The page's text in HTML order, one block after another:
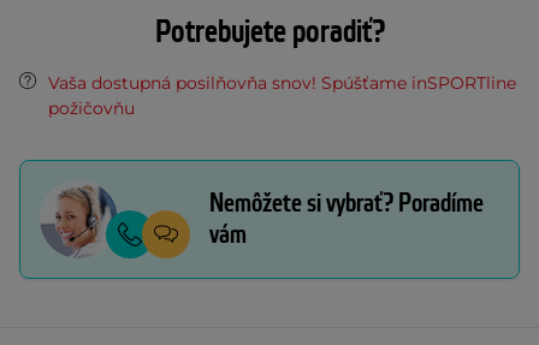
Potrebujete poradiť?
Vaša dostupná posilňovňa snov! Spúšťame inSPORTline
požičovňu
Nemôžete si vybrať? Poradíme
vám